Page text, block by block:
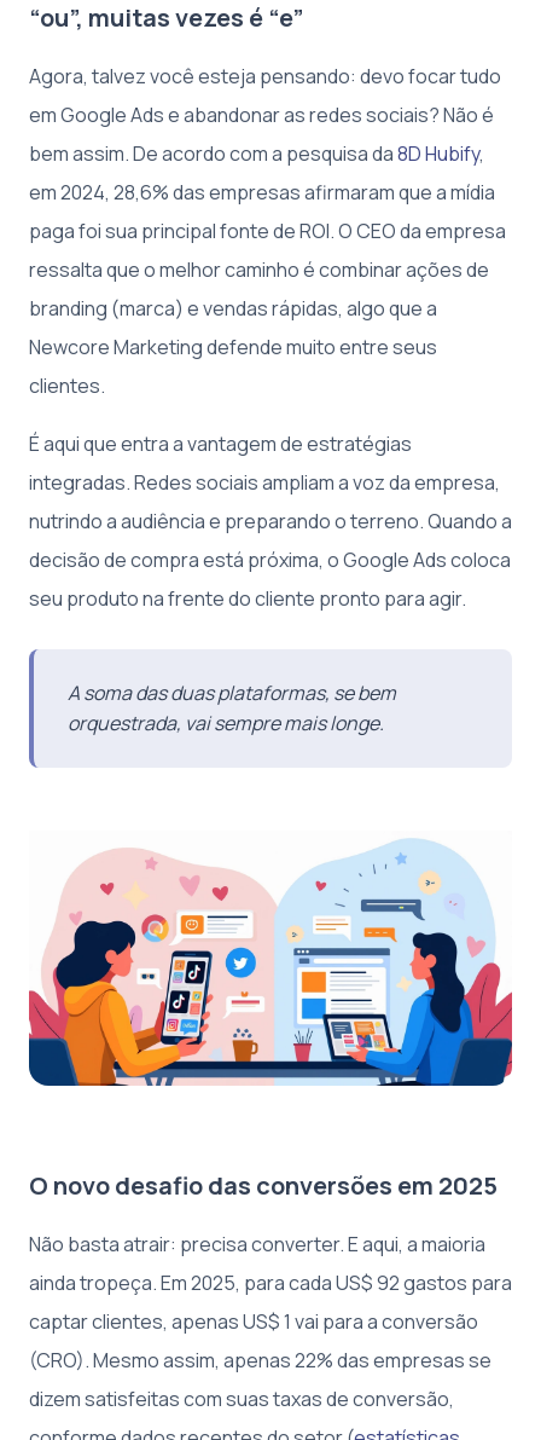
“ou”, muitas vezes é “e”
Agora, talvez você esteja pensando: devo focar tudo
em Google Ads e abandonar as redes sociais? Não é
bem assim. De acordo com a pesquisa da8D Hubify,
em 2024, 28,6% das empresas afirmaram que a mídia
paga foi sua principal fonte de ROI. O CEO da empresa
ressalta que o melhor caminho é combinar ações de
branding (marca) e vendas rápidas, algo que a
Newcore Marketing defende muito entre seus
clientes.
É aqui que entra a vantagem de estratégias
integradas. Redes sociais ampliam a voz da empresa,
nutrindo a audiência e preparando o terreno. Quando a
decisão de compra está próxima, o Google Ads coloca
seu produto na frente do cliente pronto para agir.
A soma das duas plataformas, se bem
orquestrada, vai sempre mais longe.
O novo desafio das conversões em 2025
Não basta atrair: precisa converter. E aqui, a maioria
ainda tropeça. Em 2025, para cada US$ 92 gastos para
captar clientes, apenas US$ 1 vai para a conversão
(CRO). Mesmo assim, apenas 22% das empresas se
dizem satisfeitas com suas taxas de conversão,